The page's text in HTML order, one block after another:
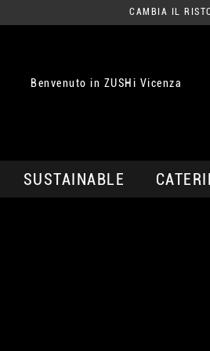
CAMBIA IL
Benvenuto in ZUSHi Vicenza
SUSTAINABLE